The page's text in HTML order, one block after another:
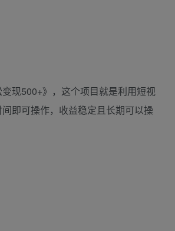
现500+》，这个项目就是利用短视
即可操作，收益稳定且长期可以操